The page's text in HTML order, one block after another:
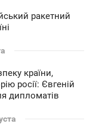
ракетний
країни,
росії: Євгеній
дипломатів